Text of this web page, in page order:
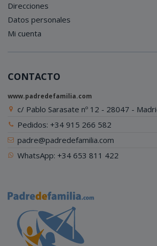
Direcciones
Datos personales
Mi cuenta
CONTACTO
www.padredefamilia.com
c/ Pablo Sarasate nº 12 - 28047 -
Pedidos: +34 915 266 582
padre@padredefamilia.com
WhatsApp: +34 653 811 422